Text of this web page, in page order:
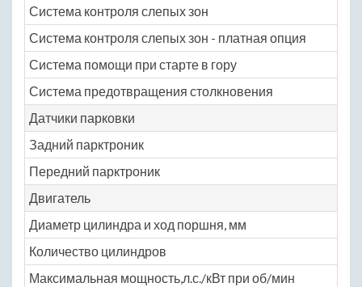
Система контроля слепых зон
Система контроля слепых зон - платная опция
Система помощи при старте в гору
Система предотвращения столкновения
Датчики парковки
Задний парктроник
Передний парктроник
Двигатель
Диаметр цилиндра и ход поршня, мм
Количество цилиндров
Максимальная мощность,л.с./кВт при об/мин